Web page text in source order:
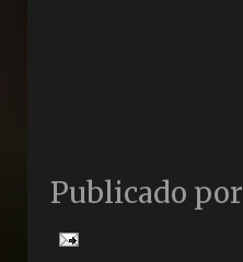
Publicado por